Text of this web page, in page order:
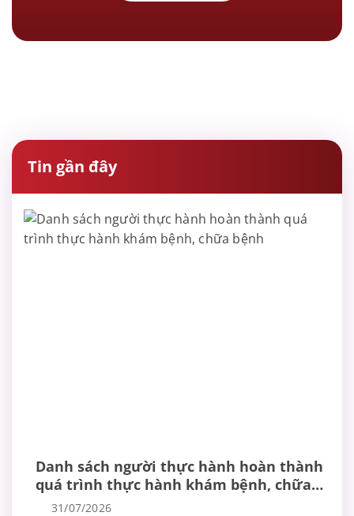
Tin gần đây
Danh sách người thực hành hoàn thành
quá trình thực hành khám bệnh, chữa
bệnh
31/07/2026